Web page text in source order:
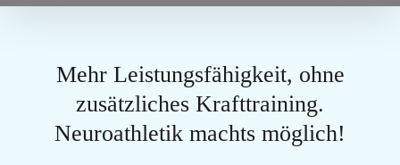
Mehr Leistungsfähigkeit, ohne
zusätzliches Krafttraining.
Neuroathletik machts möglich!